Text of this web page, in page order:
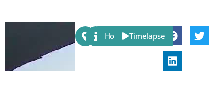
Share:
Host Timelapse